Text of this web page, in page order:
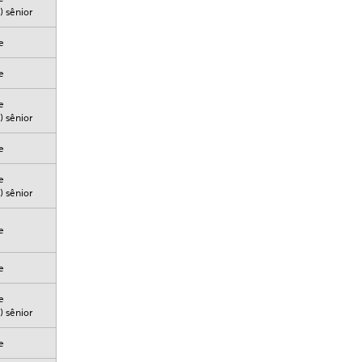
sênior
sênior
sênior
sênior